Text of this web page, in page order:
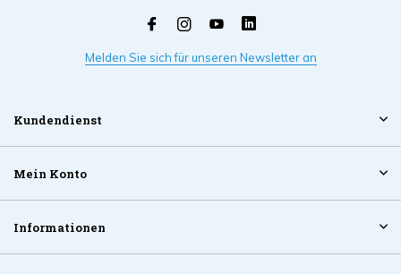
Melden Sie sich für unseren Newsletter an
Kundendienst
Mein Konto
Informationen